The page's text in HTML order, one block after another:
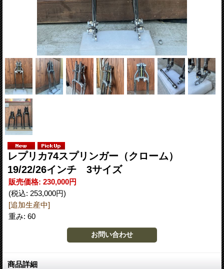
レプリカ74スプリンガー（クローム）
19/22/26インチ 3サイズ
販売価格: 230,000円
(税込: 253,000円)
[追加生産中]
重み: 60
商品詳細